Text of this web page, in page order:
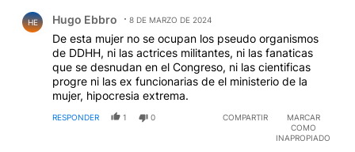
HE Hugo Ebbro 8 DE MARZO DE 2024
De esta mujer no se ocupan los pseudo organismos
de DDHH, ni las actrices militantes, ni las fanaticas
que se desnudan en el Congreso, ni las cientificas
progre ni las ex funcionarias de el ministerio de la
mujer, hipocresia extrema.
RESPONDER 1 0 COMPARTIR
MARCAR
COMO
INAPROPIADO